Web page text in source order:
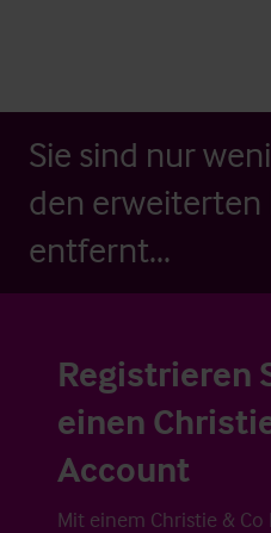
Sie sind nur
den erweiterten
entfernt...
Registrieren
einen
Account
Mit einem Christie &